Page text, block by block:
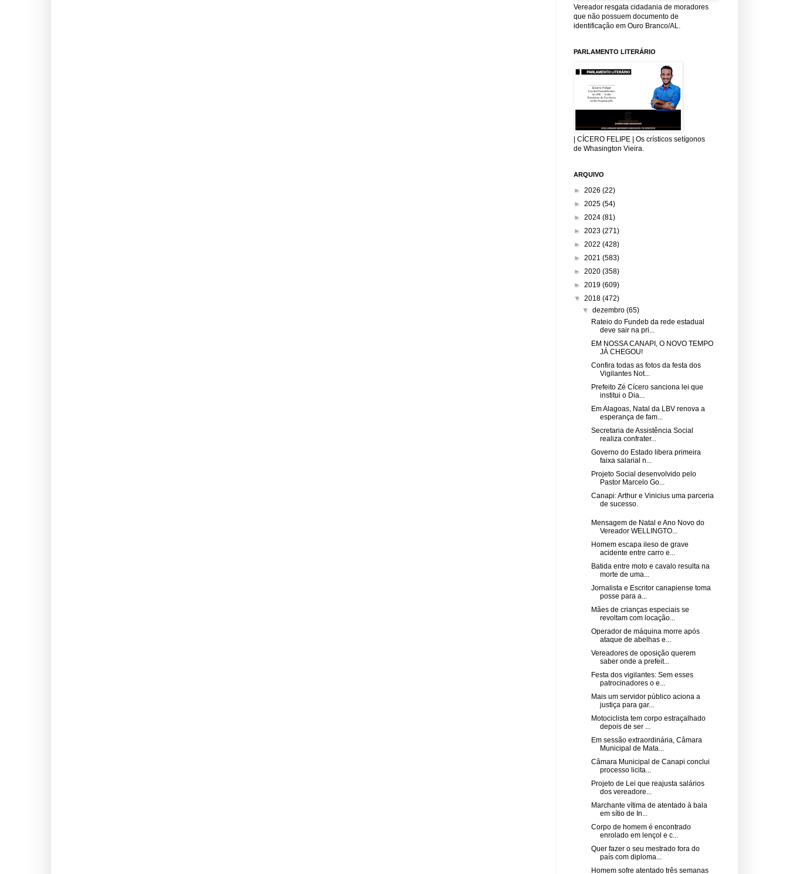
Vereador resgata cidadania de moradores
que não possuem documento de
identificação em Ouro Branco/AL.
PARLAMENTO LITERÁRIO
| CÍCERO FELIPE | Os crísticos setígonos
de Whasington Vieira.
ARQUIVO
► 2026 (22)
► 2025 (54)
► 2024 (81)
► 2023 (271)
► 2022 (428)
► 2021 (583)
► 2020 (358)
► 2019 (609)
▼ 2018 (472)
▼dezembro(65)
Rateio do Fundeb da rede estadual
deve sair na pri...
EM NOSSA CANAPI, O NOVO TEMPO
JÁ CHEGOU!
Confira todas as fotos da festa dos
Vigilantes Not...
Prefeito Zé Cícero sanciona lei que
institui o Dia...
Em Alagoas, Natal da LBV renova a
esperança de fam...
Secretaria de Assistência Social
realiza confrater...
Governo do Estado libera primeira
faixa salarial n...
Projeto Social desenvolvido pelo
Pastor Marcelo Go...
Canapi: Arthur e Vinicius uma parceria
de sucesso.
Mensagem de Natal e Ano Novo do
Vereador WELLINGTO...
Homem escapa ileso de grave
acidente entre carro e...
Batida entre moto e cavalo resulta na
morte de uma...
Jornalista e Escritor canapiense toma
posse para a...
Mães de crianças especiais se
revoltam com locação...
Operador de máquina morre após
ataque de abelhas e...
Vereadores de oposição querem
saber onde a prefeit...
Festa dos vigilantes: Sem esses
patrocinadores o e...
Mais um servidor público aciona a
justiça para gar...
Motociclista tem corpo estraçalhado
depois de ser ...
Em sessão extraordinária, Câmara
Municipal de Mata...
Câmara Municipal de Canapi conclui
processo licita...
Projeto de Lei que reajusta salários
dos vereadore...
Marchante vítima de atentado à bala
em sítio de In...
Corpo de homem é encontrado
enrolado em lençol e c...
Quer fazer o seu mestrado fora do
país com diploma...
Homem sofre atentado três semanas